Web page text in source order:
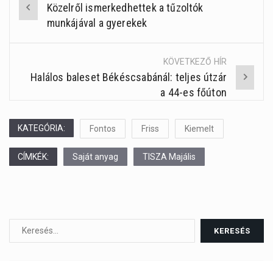
Post
navigation
Közelről ismerkedhettek a tűzoltók
munkájával a gyerekek
KÖVETKEZŐ HÍR
Halálos baleset Békéscsabánál: teljes útzár
a 44-es főúton
KATEGÓRIA: Fontos Friss Kiemelt
CÍMKÉK: Saját anyag TISZA Majális